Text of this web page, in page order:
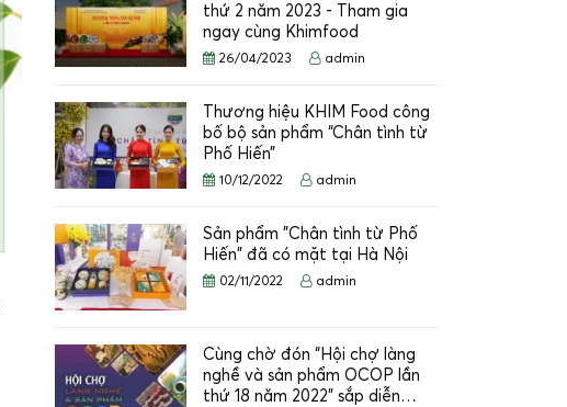
thứ 2 năm 2023 - Tham gia
ngay cùng Khimfood
26/04/2023 admin
Thương hiệu KHIM Food công
bố bộ sản phẩm “Chân tình từ
Phố Hiến”
10/12/2022 admin
Sản phẩm "Chân tình từ Phố
Hiến" đã có mặt tại Hà Nội
02/11/2022 admin
Cùng chờ đón “Hội chợ làng
nghề và sản phẩm OCOP lần
thứ 18 năm 2022” sắp diễn…